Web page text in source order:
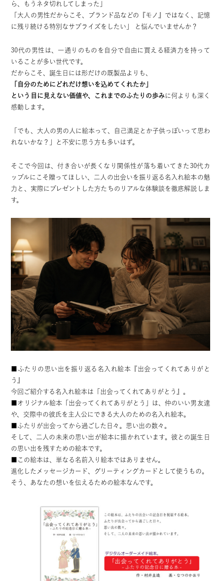
ら、もうネタ切れしてしまった」
「大人の男性だからこそ、ブランド品などの『モノ』ではなく、記憶
に残り続ける特別なサプライズをしたい」 と悩んでいませんか？
30代の男性は、一通りのものを自分で自由に買える経済力を持って
いることが多い世代です。
だからこそ、誕生日には形だけの既製品よりも、
「自分のためにどれだけ想いを込めてくれたか」
という目に見えない価値や、これまでのふたりの歩みに何よりも深く
感動します。
「でも、大人の男の人に絵本って、自己満足とか子供っぽいって思わ
れないかな？」と不安に思う方も多いはず。
そこで今回は、付き合いが長くなり関係性が落ち着いてきた30代カ
ップルにこそ贈ってほしい、二人の出会いを振り返る名入れ絵本の魅
力と、実際にプレゼントした方たちのリアルな体験談を徹底解説しま
す。
■ふたりの思い出を振り返る名入れ絵本『出会ってくれてありがと
う』
今回ご紹介する名入れ絵本は「出会ってくれてありがとう』。
■オリジナル絵本「出会ってくれてありがとう」は、仲のいい男友達
や、交際中の彼氏を主人公にできる大人のための名入れ絵本。
■ふたりが出会ってから過ごした日々。思い出の数々。
そして、二人の未来の思い出が絵本に描かれています。彼との誕生日
の思い出を残すための絵本です。
■この絵本は、単なる名前入り絵本ではありません。
進化したメッセージカード、グリーティングカードとして使うもの。
そう、あなたの想いを伝えるための絵本なんです。